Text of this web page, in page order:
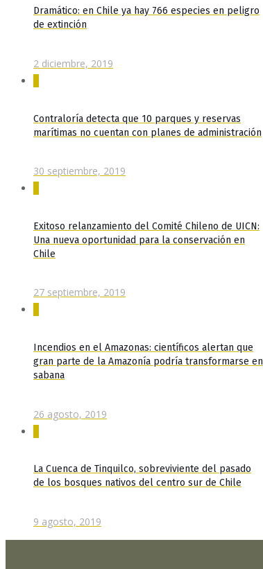
Dramático: en Chile ya hay 766 especies en peligro
de extinción
2 diciembre, 2019
Contraloría detecta que 10 parques y reservas
marítimas no cuentan con planes de administración
30 septiembre, 2019
Exitoso relanzamiento del Comité Chileno de UICN:
Una nueva oportunidad para la conservación en
Chile
27 septiembre, 2019
Incendios en el Amazonas: científicos alertan que
gran parte de la Amazonía podría transformarse en
sabana
26 agosto, 2019
La Cuenca de Tinquilco, sobreviviente del pasado
de los bosques nativos del centro sur de Chile
9 agosto, 2019